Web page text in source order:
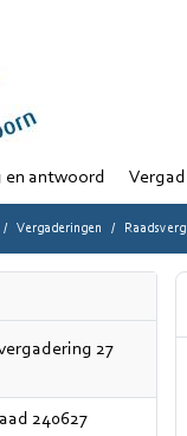
en antwoord
Vergaderingen
27
240627